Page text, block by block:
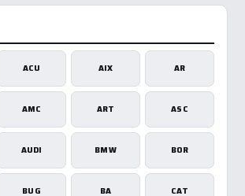
ACU AIX AR
AMC ART ASC
AUDI BMW BOR
BUG BA CAT